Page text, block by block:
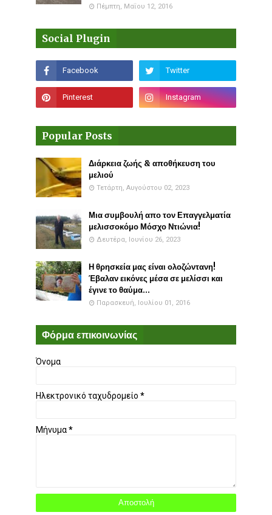
Πέμπτη, Μαΐου 12, 2016
Social Plugin
Popular Posts
Διάρκεια ζωής & αποθήκευση του
μελιού
Τετάρτη, Αυγούστου 02, 2023
Μια συμβουλή απο τον Επαγγελματία
μελισσοκόμο Μόσχο Ντιώνια!
Δευτέρα, Ιουνίου 26, 2023
Η θρησκεία μας είναι ολοζώντανη!
Έβαλαν εικόνες μέσα σε μελίσσι και
έγινε το θαύμα...
Παρασκευή, Ιουλίου 01, 2016
Φόρμα επικοινωνίας
Όνομα
Ηλεκτρονικό ταχυδρομείο *
Μήνυμα*